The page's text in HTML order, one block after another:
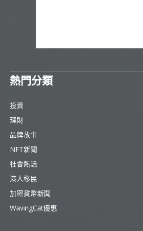
熱門分類
投資
理財
品牌故事
NFT新聞
社會熱話
港人移民
加密貨幣新聞
WavingCat優惠